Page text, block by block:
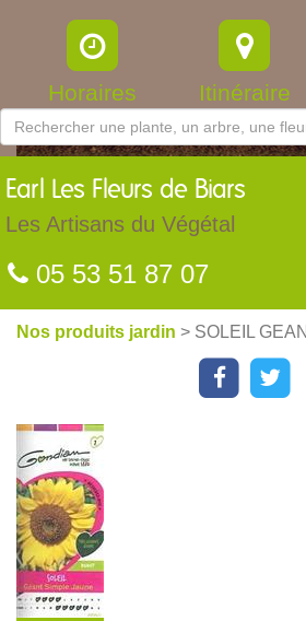
Horaires Itinéraire
Earl Les Fleurs de Biars
Les Artisans du Végétal
05 53 51 87 07
Nos produits jardin > SOLEIL